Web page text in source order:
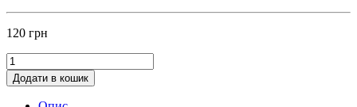
120 грн
Додати в кошик